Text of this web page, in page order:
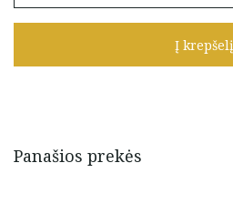
Auksiniai
cirkoniais
Į krepšelį
Panašios prekės